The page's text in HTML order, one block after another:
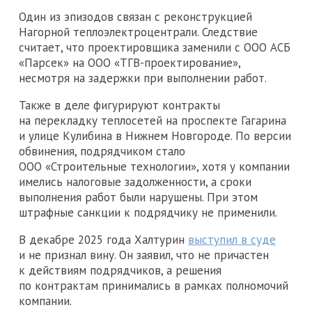
Один из эпизодов связан с реконструкцией
Нагорной теплоэлектроцентрали. Следствие
считает, что проектировщика заменили с ООО АСБ
«Парсек» на ООО «ТГВ-проектирование»,
несмотря на задержки при выполнении работ.
Также в деле фигурируют контракты
на перекладку теплосетей на проспекте Гагарина
и улице Кулибина в Нижнем Новгороде. По версии
обвинения, подрядчиком стало
ООО «Строительные технологии», хотя у компании
имелись налоговые задолженности, а сроки
выполнения работ были нарушены. При этом
штрафные санкции к подрядчику не применили.
В декабре 2025 года Халтурин выступил в суде
и не признал вину. Он заявил, что не причастен
к действиям подрядчиков, а решения
по контрактам принимались в рамках полномочий
компании.